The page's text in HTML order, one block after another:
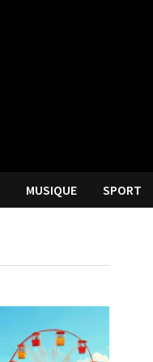
MUSIQUE SPORT